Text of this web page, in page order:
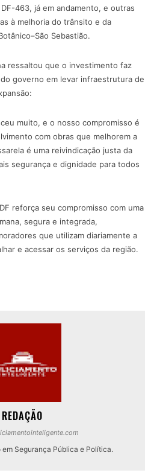
463, já em andamento, e outras
à melhoria do trânsito e da
Sebastião.
ressaltou que o investimento faz
governo em levar infraestrutura de
muito, e o nosso compromisso é
com obras que melhorem a
é uma reivindicação justa da
segurança e dignidade para todos
reforça seu compromisso com uma
segura e integrada,
que utilizam diariamente a
e acessar os serviços da região.
REDAÇÃO
Segurança Pública e Política.